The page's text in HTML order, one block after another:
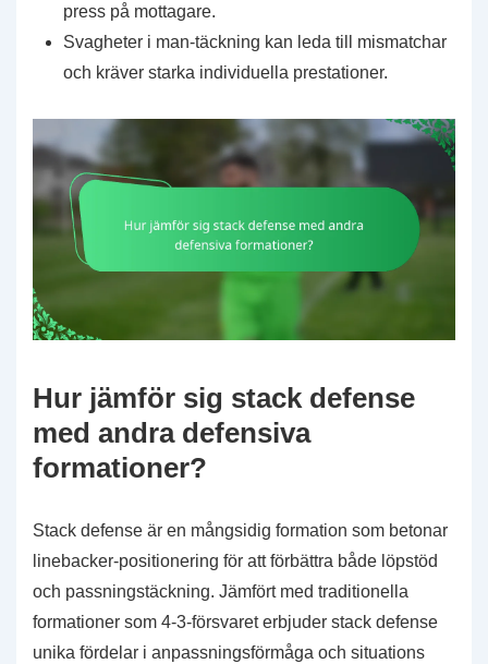
press på mottagare.
Svagheter i man-täckning kan leda till mismatchar
och kräver starka individuella prestationer.
Hur jämför sig stack defense
med andra defensiva
formationer?
Stack defense är en mångsidig formation som betonar
linebacker-positionering för att förbättra både löpstöd
och passningstäckning. Jämfört med traditionella
formationer som 4-3-försvaret erbjuder stack defense
unika fördelar i anpassningsförmåga och situations